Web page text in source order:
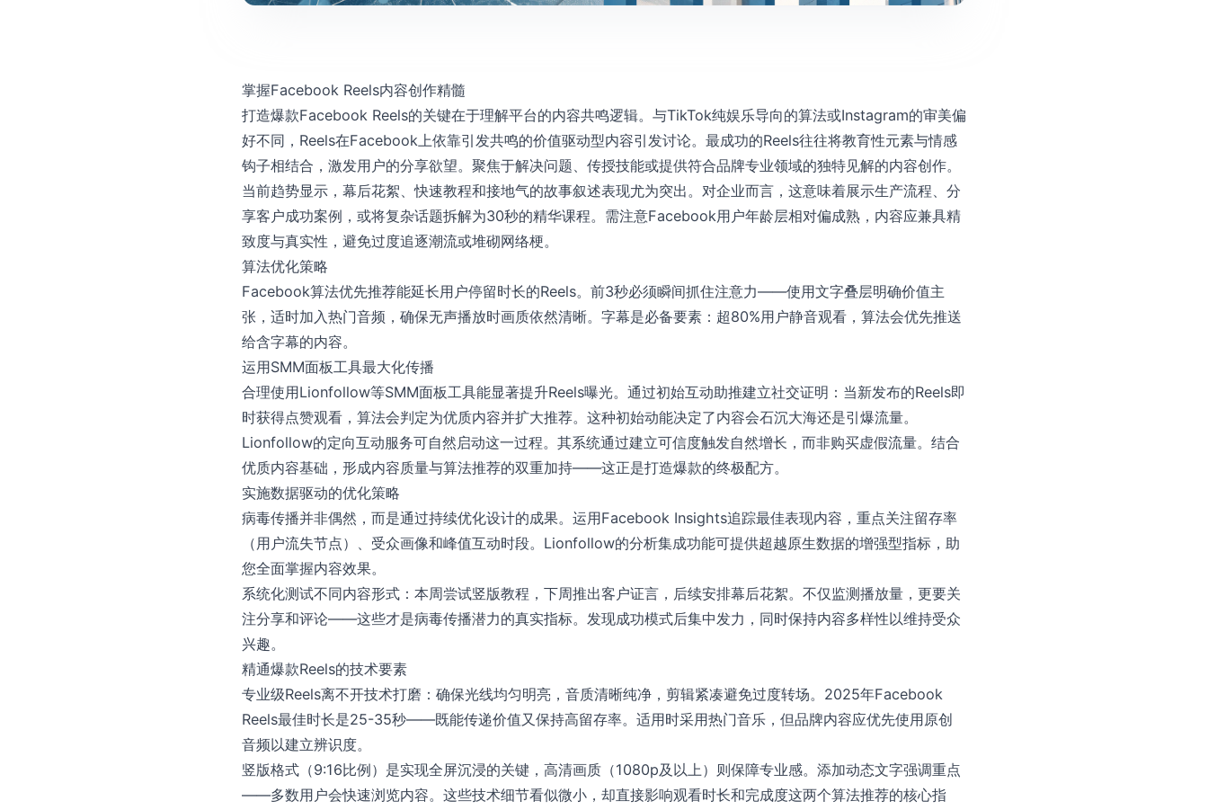
掌握Facebook Reels内容创作精髓
打造爆款Facebook Reels的关键在于理解平台的内容共鸣逻辑。与TikTok纯娱乐导向的算法或Instagram的审美偏
好不同，Reels在Facebook上依靠引发共鸣的价值驱动型内容引发讨论。最成功的Reels往往将教育性元素与情感
钩子相结合，激发用户的分享欲望。聚焦于解决问题、传授技能或提供符合品牌专业领域的独特见解的内容创作。
当前趋势显示，幕后花絮、快速教程和接地气的故事叙述表现尤为突出。对企业而言，这意味着展示生产流程、分
享客户成功案例，或将复杂话题拆解为30秒的精华课程。需注意Facebook用户年龄层相对偏成熟，内容应兼具精
致度与真实性，避免过度追逐潮流或堆砌网络梗。
算法优化策略
Facebook算法优先推荐能延长用户停留时长的Reels。前3秒必须瞬间抓住注意力——使用文字叠层明确价值主
张，适时加入热门音频，确保无声播放时画质依然清晰。字幕是必备要素：超80%用户静音观看，算法会优先推送
给含字幕的内容。
运用SMM面板工具最大化传播
合理使用Lionfollow等SMM面板工具能显著提升Reels曝光。通过初始互动助推建立社交证明：当新发布的Reels即
时获得点赞观看，算法会判定为优质内容并扩大推荐。这种初始动能决定了内容会石沉大海还是引爆流量。
Lionfollow的定向互动服务可自然启动这一过程。其系统通过建立可信度触发自然增长，而非购买虚假流量。结合
优质内容基础，形成内容质量与算法推荐的双重加持——这正是打造爆款的终极配方。
实施数据驱动的优化策略
病毒传播并非偶然，而是通过持续优化设计的成果。运用Facebook Insights追踪最佳表现内容，重点关注留存率
（用户流失节点）、受众画像和峰值互动时段。Lionfollow的分析集成功能可提供超越原生数据的增强型指标，助
您全面掌握内容效果。
系统化测试不同内容形式：本周尝试竖版教程，下周推出客户证言，后续安排幕后花絮。不仅监测播放量，更要关
注分享和评论——这些才是病毒传播潜力的真实指标。发现成功模式后集中发力，同时保持内容多样性以维持受众
兴趣。
精通爆款Reels的技术要素
专业级Reels离不开技术打磨：确保光线均匀明亮，音质清晰纯净，剪辑紧凑避免过度转场。2025年Facebook
Reels最佳时长是25-35秒——既能传递价值又保持高留存率。适用时采用热门音乐，但品牌内容应优先使用原创
音频以建立辨识度。
竖版格式（9:16比例）是实现全屏沉浸的关键，高清画质（1080p及以上）则保障专业感。添加动态文字强调重点
——多数用户会快速浏览内容。这些技术细节看似微小，却直接影响观看时长和完成度这两个算法推荐的核心指